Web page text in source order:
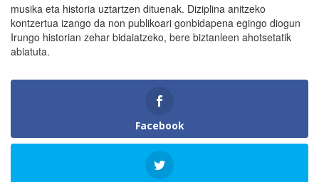
musika eta historia uztartzen dituenak. Diziplina anitzeko
kontzertua izango da non publikoari gonbidapena egingo diogun
Irungo historian zehar bidaiatzeko, bere biztanleen ahotsetatik
abiatuta.
Facebook